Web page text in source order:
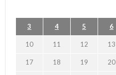
3 4 5 6
10 11 12 13
17 18 19 20